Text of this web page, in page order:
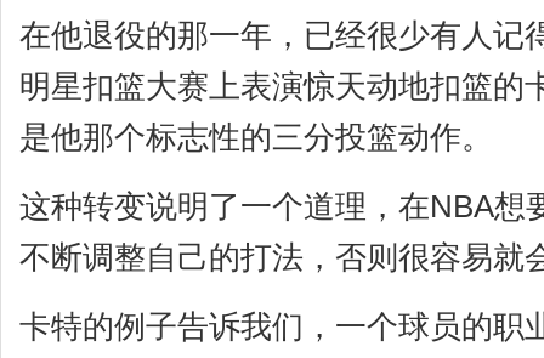
在他退役的那一年，已经很少有人记
明星扣篮大赛上表演惊天动地扣篮的
是他那个标志性的三分投篮动作。
这种转变说明了一个道理，在NBA想
不断调整自己的打法，否则很容易就
卡特的例子告诉我们，一个球员的职